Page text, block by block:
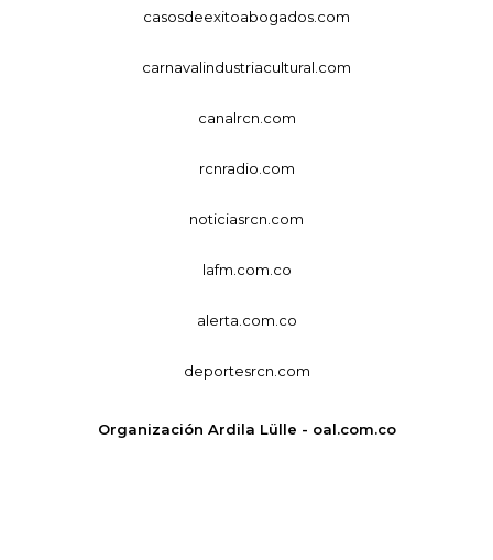
casosdeexitoabogados.com
carnavalindustriacultural.com
canalrcn.com
rcnradio.com
noticiasrcn.com
lafm.com.co
alerta.com.co
deportesrcn.com
Organización Ardila Lülle - oal.com.co